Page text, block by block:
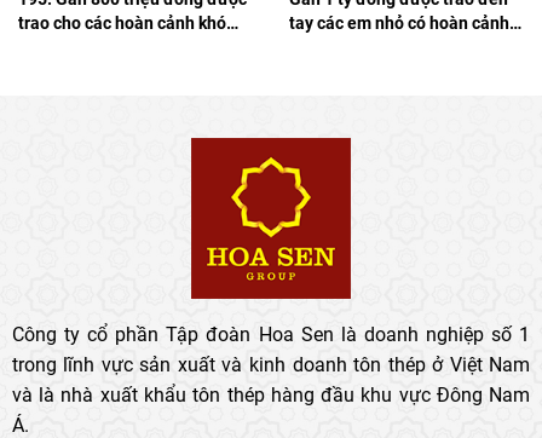
trao cho các hoàn cảnh khó
tay các em nhỏ có hoàn cảnh
Công ty cổ phần Tập đoàn Hoa Sen là doanh nghiệp số 1
trong lĩnh vực sản xuất và kinh doanh tôn thép ở Việt Nam
và là nhà xuất khẩu tôn thép hàng đầu khu vực Đông Nam
Á.